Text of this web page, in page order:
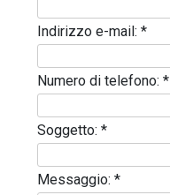
Indirizzo e-mail:*
Numero di telefono:*
Soggetto:*
Messaggio:*